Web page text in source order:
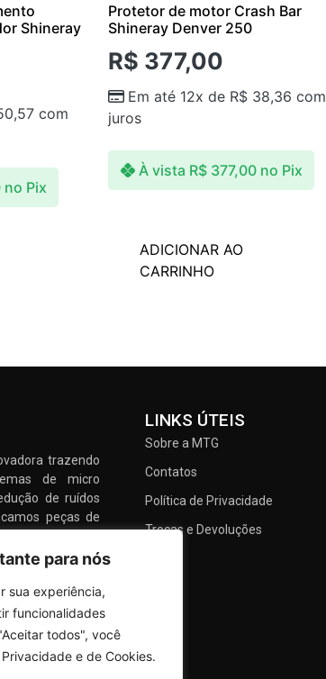
para nós
sua experiência,
funcionalidades
todos", você
e de Cookies.
Shineray
com
no Pix
Protetor de motor Crash Bar
Shineray Denver 250
R$ 377,00
Em até 12x de R$ 38,36 com
juros
À vista R$377,00 no Pix
ADICIONAR AO
CARRINHO
trazendo
de micro
de ruídos
peças de
proporcionando
legislação de
LINKS ÚTEIS
Sobre a MTG
Contatos
Política de Privacidade
Trocas e Devoluções